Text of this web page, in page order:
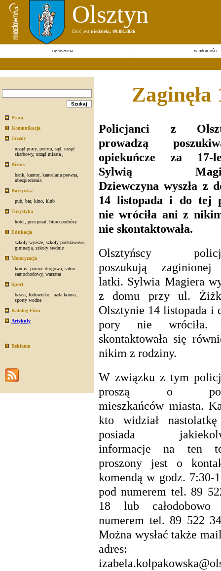
Olsztyn
Dziś jest niedziela, 09.08.2026
ogłoszenia wiadomości
Praca
Komunikacja
Urzędy
urząd pracy, poczta sąd urząd
skarbowy, urząd miasta
Biznes
bank kantor, kancelaria prawna
ubezpieczenia
Rozrywka
pub bar, kino klub
Turystyka
hotel
pensjonat biuro podróży
Edukacja
szkoły wyższe szkoły podstawowe
gimnazja szkoły średnie
Motoryzacja
komis pomoc drogowa salon
samochodowy, warsztat
Sport
basen lodowisko jazda konna
sporty wodne
Katalog Firm
Artykuły
Reklama
Policjanci z
prowadzą
opiekuńcze za 17-
Sylwią
Dziewczyna wyszła z
14 listopada i do tej
nie wróciła ani z
nie skontaktowała.
Olsztyńscy
poszukują
latki. Sylwia Magiera
z domu przy ul.
Olsztynie 14 listopada i
pory nie wróciła.
skontaktowała się
nikim z rodziny.
W związku z tym
proszą o
mieszkańców miasta.
kto widział
posiada
informacje na ten
proszony jest o
komendą w godz. 7:30-
pod numerem tel. 89
18 lub całodobowo
numerem tel. 89 522
Można wysłać także
adres: